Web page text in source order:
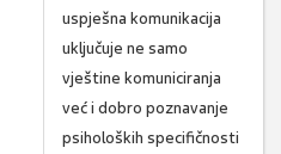
uspješna komunikacija
uključuje ne samo
vještine komuniciranja
već i dobro poznavanje
psiholoških specifičnosti